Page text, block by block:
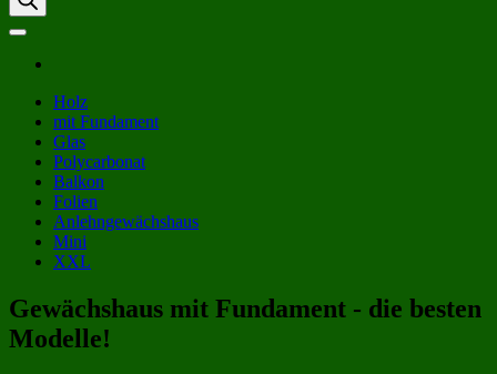
Holz
mit Fundament
Glas
Polycarbonat
Balkon
Folien
Anlehngewächshaus
Mini
XXL
Gewächshaus mit Fundament - die besten
Modelle!